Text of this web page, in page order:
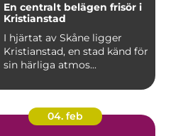
En centralt belägen frisör i
Kristianstad
I hjärtat av Skåne ligger
Kristianstad, en stad känd för
sin härliga atmos...
04. feb